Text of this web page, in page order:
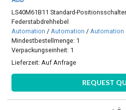
LS40M61B11 Standard-
Federstabdrehhebel
Automation / Automation / Automation
Mindestbestellmenge: 1
Verpackungseinheit: 1
Lieferzeit:Auf Anfrage
REQUEST